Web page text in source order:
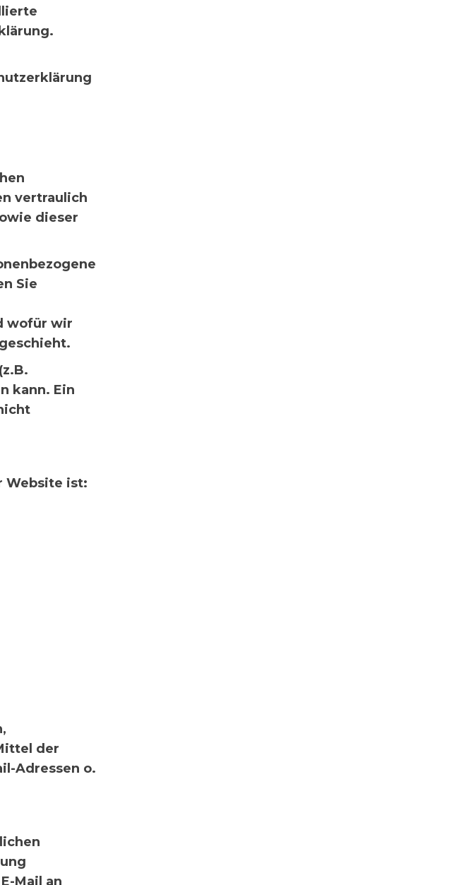
vertraulich
dieser
Sie
wofür wir
kann. Ein
Website ist:
der
Adressen o.
Mail an